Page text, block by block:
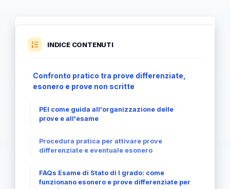
INDICE CONTENUTI
Confronto pratico tra prove differenziate,
esonero e prove non scritte
PEI come guida all'organizzazione delle
prove e all'esame
Procedura pratica per attivare prove
differenziate e eventuale esonero
FAQs Esame di Stato di I grado: come
funzionano esonero e prove differenziate per